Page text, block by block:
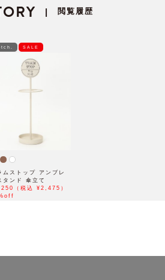
| 閲覧履歴
SALE
ムストップ アンブレ
タンド 傘立て
（税込 ¥2,475）